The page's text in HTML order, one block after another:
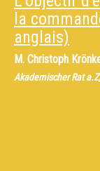
la
anglais)
M. Christoph
Akademischer Rat